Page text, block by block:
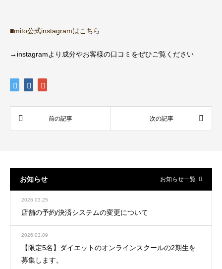
■mito公式instagramはこちら
→instagramより成分やお客様の口コミをぜひご覧ください
お知らせ お知らせ一覧
2026.03.25
店舗の予約/決済システムの変更について
2026.03.09
【限定5名】ダイエットのオンラインスクールの2期生を
募集します。